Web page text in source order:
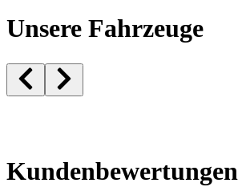
Unsere Fahrzeuge
Kundenbewertungen